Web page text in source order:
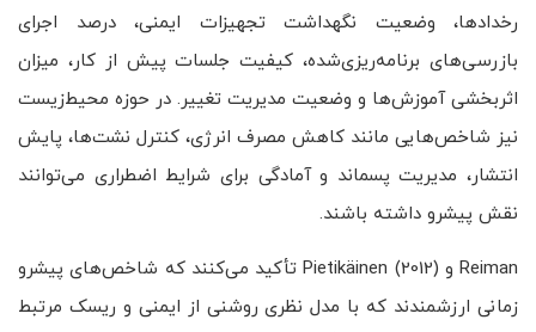
رخدادها، وضعیت نگهداشت تجهیزات ایمنی، درصد اجرای
بازرسی‌های برنامه‌ریزی‌شده، کیفیت جلسات پیش از کار، میزان
اثربخشی آموزش‌ها و وضعیت مدیریت تغییر. در حوزه محیط‌زیست
نیز شاخص‌هایی مانند کاهش مصرف انرژی، کنترل نشت‌ها، پایش
انتشار، مدیریت پسماند و آمادگی برای شرایط اضطراری می‌توانند
نقش پیشرو داشته باشند.
Reiman و Pietikäinen (2012) تأکید می‌کنند که شاخص‌های پیشرو
زمانی ارزشمندند که با مدل نظری روشنی از ایمنی و ریسک مرتبط